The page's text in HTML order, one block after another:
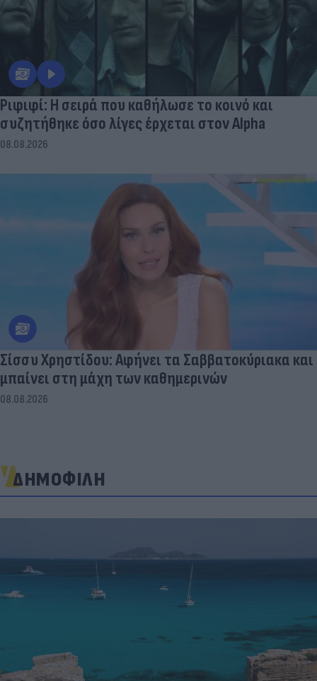
Ριφιφί: Η σειρά που καθήλωσε το κοινό και
συζητήθηκε όσο λίγες έρχεται στον Alpha
08.08.2026
Σίσσυ Χρηστίδου: Αφήνει τα Σαββατοκύριακα και
μπαίνει στη μάχη των καθημερινών
08.08.2026
ΔΗΜΟΦΙΛΗ